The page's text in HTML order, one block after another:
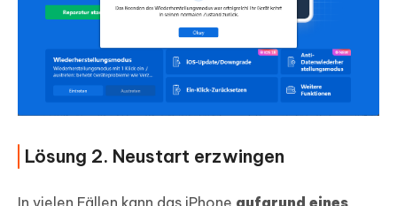
Lösung 2. Neustart erzwingen